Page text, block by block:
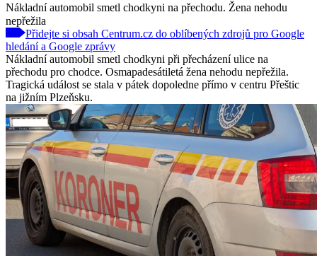
Nákladní automobil smetl chodkyni na přechodu. Žena nehodu
nepřežila
Přidejte si obsah Centrum.cz do oblíbených zdrojů pro Google
hledání a Google zprávy
Nákladní automobil smetl chodkyni při přecházení ulice na
přechodu pro chodce. Osmapadesátiletá žena nehodu nepřežila.
Tragická událost se stala v pátek dopoledne přímo v centru Přeštic
na jižním Plzeňsku.